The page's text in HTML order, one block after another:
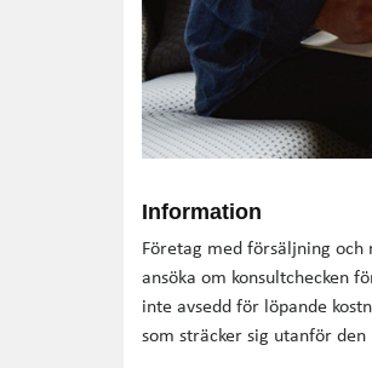
Information
Företag med försäljning och
ansöka om konsultchecken
inte avsedd för löpande
som sträcker sig utanför